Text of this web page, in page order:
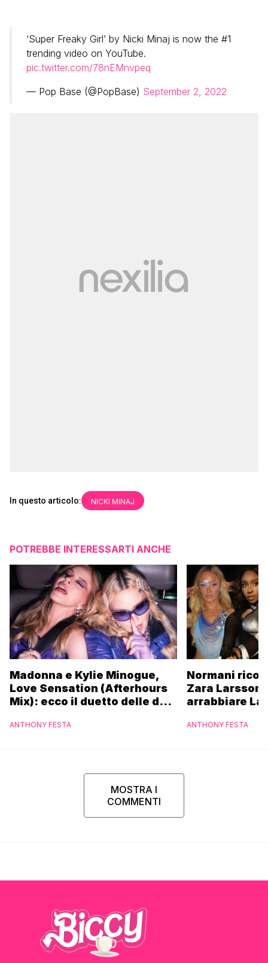
‘Super Freaky Girl’ by Nicki Minaj is now the #1
trending video on YouTube.
pic.twitter.com/78nEMnvpeq
— Pop Base (@PopBase) September 2, 2022
In questo articolo: NICKI MINAJ
POTREBBE INTERESSARTI ANCHE
Madonna e Kylie Minogue,
Love Sensation (Afterhours
Mix): ecco il duetto delle due
ANTHONY FESTA
Normani
Zara Larsson
arrabbiare
ANTHONY FESTA
MOSTRA I
COMMENTI